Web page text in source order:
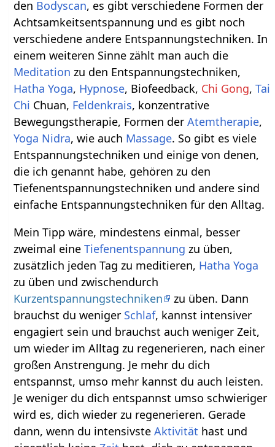
den Bodyscan, es gibt verschiedene Formen der
Achtsamkeitsentspannung und es gibt noch
verschiedene andere Entspannungstechniken. In
einem weiteren Sinne zählt man auch die
Meditation zu den Entspannungstechniken,
Hatha Yoga, Hypnose, Biofeedback, Chi Gong,Tai
Chi Chuan, Feldenkrais, konzentrative
Bewegungstherapie, Formen derAtemtherapie,
Yoga Nidra, wie auch Massage. So gibt es viele
Entspannungstechniken und einige von denen,
die ich genannt habe, gehören zu den
Tiefenentspannungstechniken und andere sind
einfache Entspannungstechniken für den Alltag.
Mein Tipp wäre, mindestens einmal, besser
zweimal eineTiefenentspannung zu üben,
zusätzlich jeden Tag zu meditieren, Hatha Yoga
zu üben und zwischendurch
Kurzentspannungstechniken
zu üben. Dann
brauchst du weniger Schlaf, kannst intensiver
engagiert sein und brauchst auch weniger Zeit,
um wieder im Alltag zu regenerieren, nach einer
großen Anstrengung. Je mehr du dich
entspannst, umso mehr kannst du auch leisten.
Je weniger du dich entspannst umso schwieriger
wird es, dich wieder zu regenerieren. Gerade
dann, wenn du intensivsteAktivität hast und